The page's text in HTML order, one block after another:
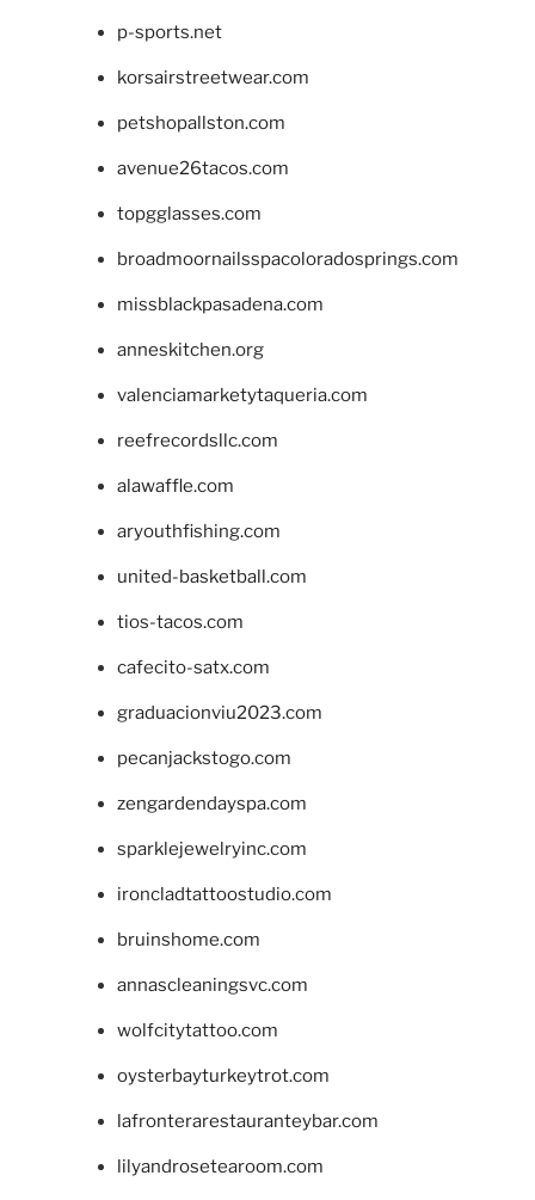
p-sports.net
korsairstreetwear.com
petshopallston.com
avenue26tacos.com
topgglasses.com
broadmoornailsspacoloradosprings.com
missblackpasadena.com
anneskitchen.org
valenciamarketytaqueria.com
reefrecordsllc.com
alawaffle.com
aryouthfishing.com
united-basketball.com
tios-tacos.com
cafecito-satx.com
graduacionviu2023.com
pecanjackstogo.com
zengardendayspa.com
sparklejewelryinc.com
ironcladtattoostudio.com
bruinshome.com
annascleaningsvc.com
wolfcitytattoo.com
oysterbayturkeytrot.com
lafronterarestauranteybar.com
lilyandrosetearoom.com